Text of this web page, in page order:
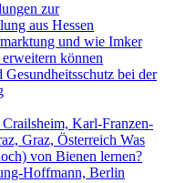
zur
aus Hessen
und wie Imker
können
Gesundheitsschutz bei der
Karl-Franzen-
Graz, Österreich Was
von Bienen lernen?
Hoffmann, Berlin